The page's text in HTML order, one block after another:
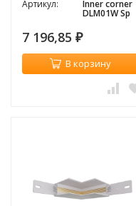
магнитного
шинопровода, белый
Артикул: Inner corner
DLM01W Sp
7 196,85 ₽
В корзину